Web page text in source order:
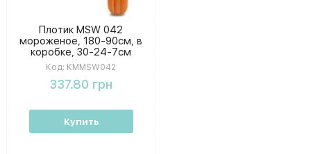
Плотик MSW 042
мороженое, 180-90см, в
коробке, 30-24-7см
KMMSW042
Код: KMMSW042
337.80 грн
Купить